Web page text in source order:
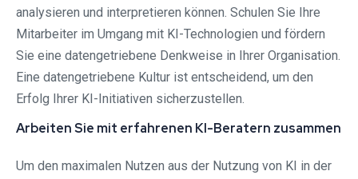
analysieren und interpretieren können. Schulen Sie Ihre
Mitarbeiter im Umgang mit KI-Technologien und fördern
Sie eine datengetriebene Denkweise in Ihrer Organisation.
Eine datengetriebene Kultur ist entscheidend, um den
Erfolg Ihrer KI-Initiativen sicherzustellen.
Arbeiten Sie mit erfahrenen KI-Beratern zusammen
Um den maximalen Nutzen aus der Nutzung von KI in der